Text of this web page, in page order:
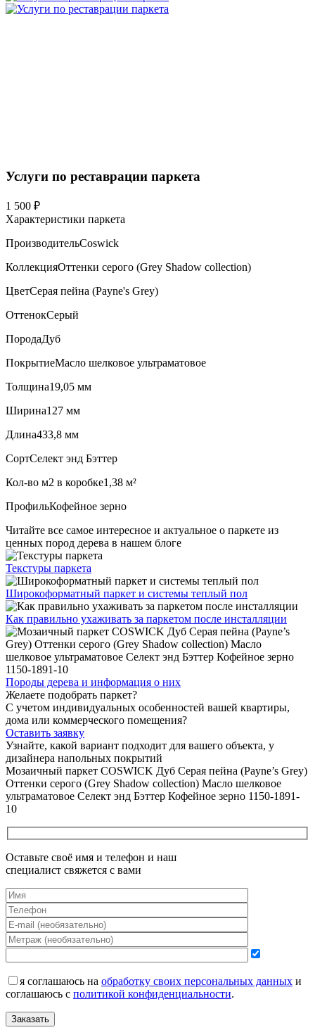
Услуги по реставрации паркета
1 500 ₽
Характеристики паркета
ПроизводительCoswick
КоллекцияОттенки серого (Grеy Shadow collection)
ЦветСерая пейна (Payne's Grey)
ОттенокСерый
ПородаДуб
ПокрытиеМасло шелковое ультраматовое
Толщина19,05 мм
Ширина127 мм
Длина433,8 мм
СортСелект энд Бэттер
Кол-во м2 в коробке1,38 м²
ПрофильКофейное зерно
Читайте все самое интересное и актуальное о паркете из
ценных пород дерева в нашем блоге
Текстуры паркета
Широкоформатный паркет и системы теплый пол
Как правильно ухаживать за паркетом после инсталляции
Породы дерева и информация о них
Желаете подобрать паркет?
С учетом индивидуальных особенностей вашей квартиры,
дома или коммерческого помещения?
Оставить заявку
Узнайте, какой вариант подходит для вашего объекта, у
дизайнера напольных покрытий
Мозаичный паркет COSWICK Дуб Серая пейна (Payne’s Grey)
Оттенки серого (Grеy Shadow collection) Масло шелковое
ультраматовое Селект энд Бэттер Кофейное зерно 1150-1891-
10
Оставьте своё имя и телефон и наш
специалист свяжется с вами
я соглашаюсь на обработку своих персональных данных и
соглашаюсь с политикой конфиденциальности.
Заказать